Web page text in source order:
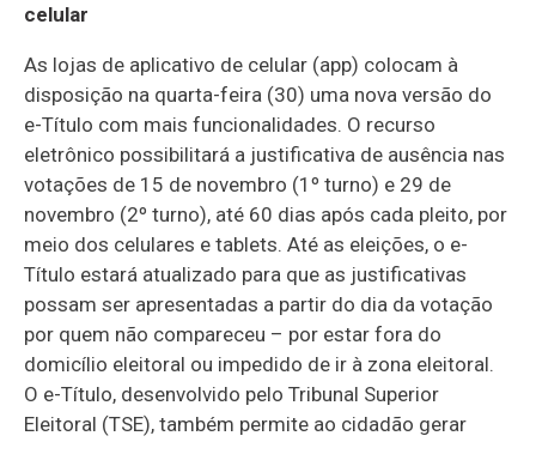
celular
As lojas de aplicativo de celular (app) colocam à
disposição na quarta-feira (30) uma nova versão do
e-Título com mais funcionalidades. O recurso
eletrônico possibilitará a justificativa de ausência nas
votações de 15 de novembro (1º turno) e 29 de
novembro (2º turno), até 60 dias após cada pleito, por
meio dos celulares e tablets. Até as eleições, o e-
Título estará atualizado para que as justificativas
possam ser apresentadas a partir do dia da votação
por quem não compareceu – por estar fora do
domicílio eleitoral ou impedido de ir à zona eleitoral.
O e-Título, desenvolvido pelo Tribunal Superior
Eleitoral (TSE), também permite ao cidadão gerar